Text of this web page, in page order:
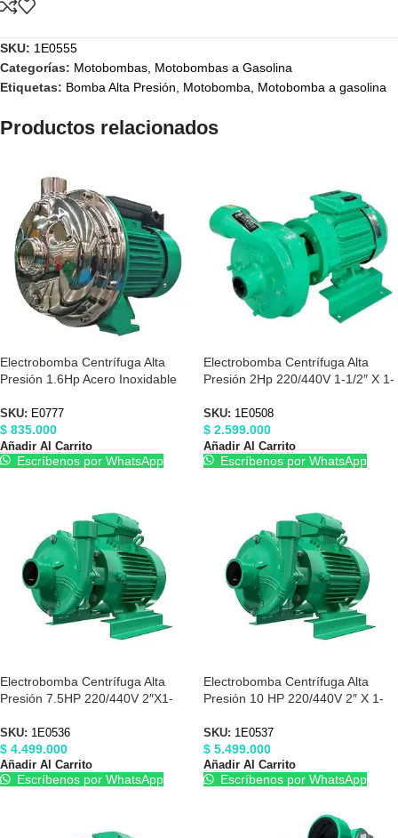
SKU: 1E0555
Categorías: Motobombas Motobombas a Gasolina
Etiquetas: Bomba Alta Presión Motobomba Motobomba a gasolina
Productos relacionados
Electrobomba Centrífuga Alta
Presión 1.6Hp Acero Inoxidable
SKU: E0777
$ 835.000
Añadir Al Carrito
Escríbenos por WhatsApp
Electrobomba Centrífuga Alta
Presión 2Hp 220/440V 1-1/2″ X 1-
SKU: 1E0508
$ 2.599.000
Añadir Al Carrito
Escríbenos por WhatsApp
Electrobomba Centrífuga Alta
Presión 7.5HP 220/440V 2″X1-
SKU: 1E0536
$ 4.499.000
Añadir Al Carrito
Escríbenos por WhatsApp
Electrobomba Centrífuga Alta
Presión 10 HP 220/440V 2″ X 1-
SKU: 1E0537
$ 5.499.000
Añadir Al Carrito
Escríbenos por WhatsApp